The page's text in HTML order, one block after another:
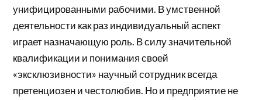
унифицированными рабочими. В умственной
деятельности как раз индивидуальный аспект
играет назначающую роль. В силу значительной
квалификации и понимания своей
«эксклюзивности» научный сотрудник всегда
претенциозен и честолюбив. Но и предприятие не